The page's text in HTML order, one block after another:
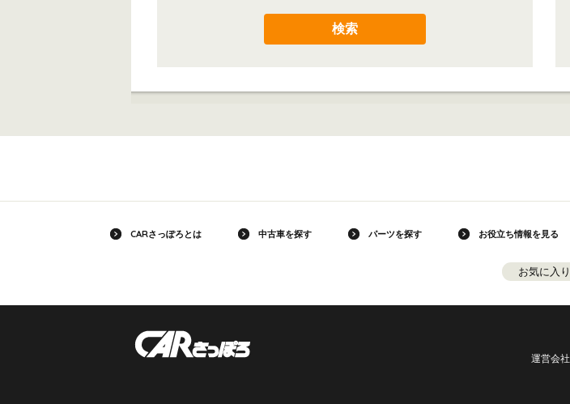
検索
CARさっぽろとは 中古車を探す パーツを探す お役立ち情報を見る
お気に入り
運営会社